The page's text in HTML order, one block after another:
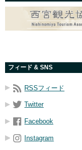
フィード & SNS
RSSフィード
Twitter
Facebook
Instagram